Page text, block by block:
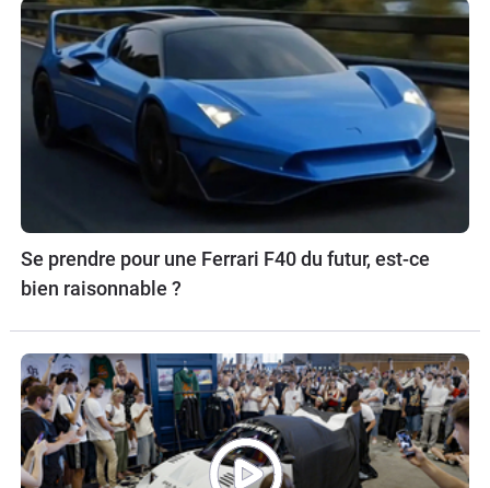
Se prendre pour une Ferrari F40 du futur, est-ce
bien raisonnable ?